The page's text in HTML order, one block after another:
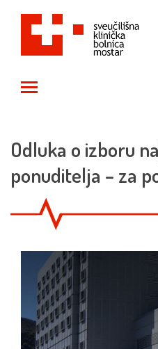
Odluka o izboru
ponuditelja – za